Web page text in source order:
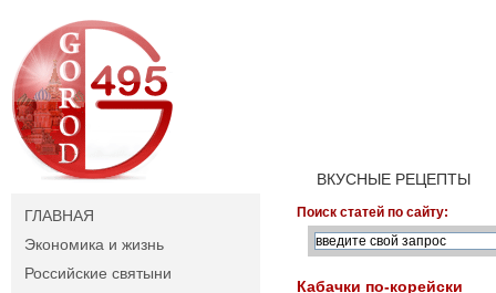
ГЛАВНАЯ
Экономика и жизнь
Российские святыни
ВКУСНЫЕ РЕЦЕПТЫ
Поиск статей по сайту:
Кабачки по-корейски